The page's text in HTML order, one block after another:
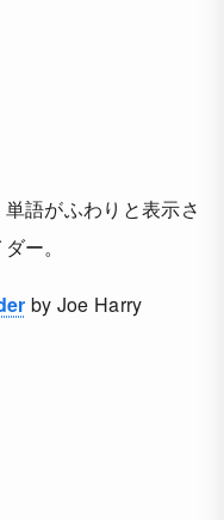
語がふわりと表示さ
ー。
by Joe Harry